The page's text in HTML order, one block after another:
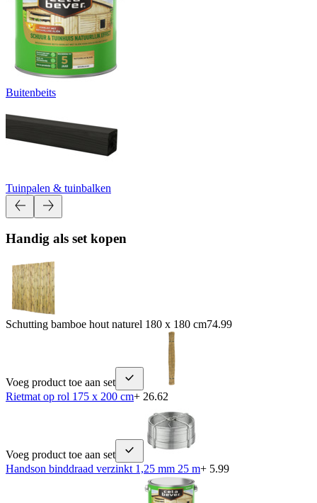
Buitenbeits
Tuinpalen & tuinbalken
Handig als set kopen
Schutting bamboe hout naturel 180 x 180 cm74.99
Voeg product toe aan set
Rietmat op rol 175 x 200 cm+ 26.62
Voeg product toe aan set
Handson binddraad verzinkt 1,25 mm 25 m+ 5.99